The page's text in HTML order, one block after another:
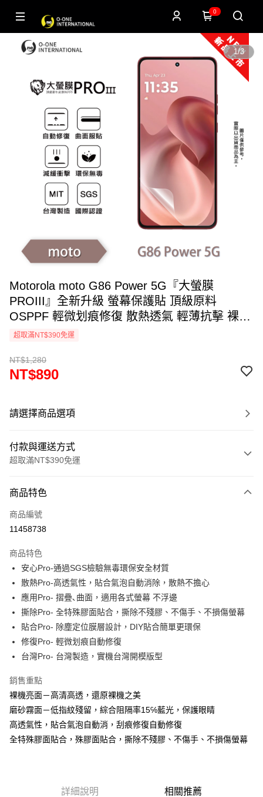
0
1/3
Motorola moto G86 Power 5G『大螢膜
PROIII』全新升級 螢幕保護貼 頂級原料
OSPPF 輕微划痕修復 散熱透氣 輕薄抗擊 裸機
質感
超取滿NT$390免運
NT$1,280
NT$890
請選擇商品選項
付款與運送方式
超取滿NT$390免運
信用卡一次付款
超商取貨付款
Apple Pay
街口支付
悠遊付
全盈+PAY
運送方式
全家取貨付款
每筆NT$60，滿NT$390(含以上)免運費
7-11取貨付款
商品特色
商品編號
11458738
商品特色
安心Pro-通過SGS檢驗無毒環保安全材質
散熱Pro-高透氣性，貼合氣泡自動消除，散熱不擔心
應用Pro- 摺疊､曲面，適用各式螢幕 不浮邊
撕除Pro- 全特殊膠面貼合，撕除不殘膠、不傷手、不損傷螢幕
貼合Pro- 除塵定位膜層設計，DIY貼合簡單更環保
修復Pro- 輕微划痕自動修復
台灣Pro- 台灣製造，實機台灣開模版型
銷售重點
裸機亮面－高清高透，還原裸機之美
磨砂霧面－低指紋殘留，綜合阻隔率15℅藍光，保護眼睛
高透氣性，貼合氣泡自動消，刮痕修復自動修復
全特殊膠面貼合，殊膠面貼合，撕除不殘膠、不傷手、不損傷螢幕
詳細說明 相關推薦